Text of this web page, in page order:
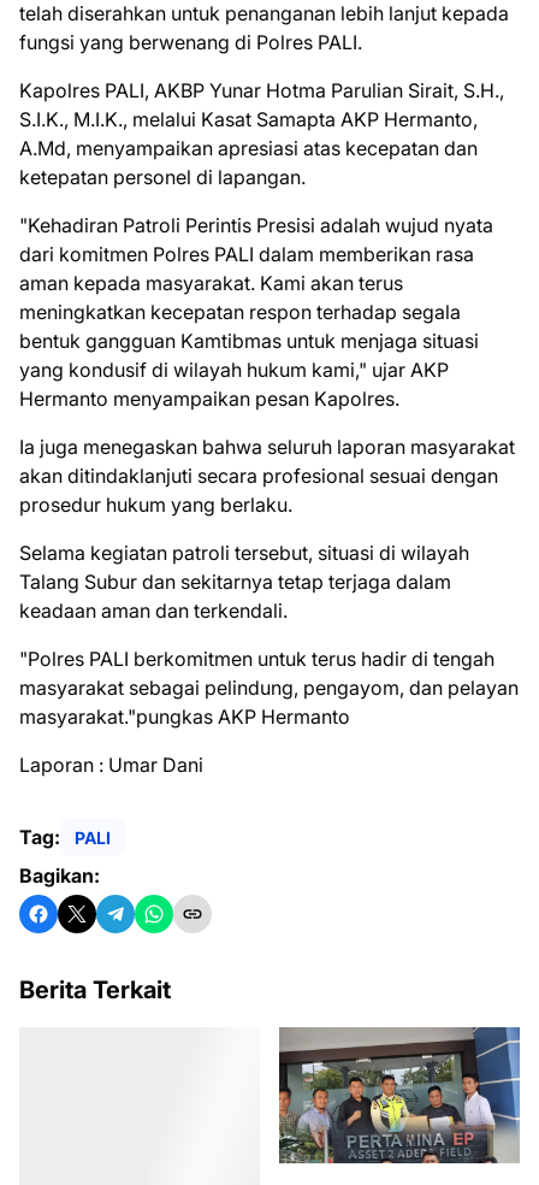
telah diserahkan untuk penanganan lebih lanjut kepada
fungsi yang berwenang di Polres PALI.
Kapolres PALI, AKBP Yunar Hotma Parulian Sirait, S.H.,
S.I.K., M.I.K., melalui Kasat Samapta AKP Hermanto,
A.Md, menyampaikan apresiasi atas kecepatan dan
ketepatan personel di lapangan.
"Kehadiran Patroli Perintis Presisi adalah wujud nyata
dari komitmen Polres PALI dalam memberikan rasa
aman kepada masyarakat. Kami akan terus
meningkatkan kecepatan respon terhadap segala
bentuk gangguan Kamtibmas untuk menjaga situasi
yang kondusif di wilayah hukum kami," ujar AKP
Hermanto menyampaikan pesan Kapolres.
Ia juga menegaskan bahwa seluruh laporan masyarakat
akan ditindaklanjuti secara profesional sesuai dengan
prosedur hukum yang berlaku.
Selama kegiatan patroli tersebut, situasi di wilayah
Talang Subur dan sekitarnya tetap terjaga dalam
keadaan aman dan terkendali.
"Polres PALI berkomitmen untuk terus hadir di tengah
masyarakat sebagai pelindung, pengayom, dan pelayan
masyarakat."pungkas AKP Hermanto
Laporan : Umar Dani
Tag: PALI
Bagikan:
Berita Terkait